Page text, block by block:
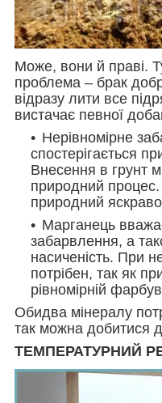
Може, вони й праві.
проблема – брак
відразу лити все
вистачає певної
Нерівномірне
спостерігається
Внесення в грунт
природний
природний
Марганець
забарвлення, а
насиченість. При
потрібен, так як
рівномірній
Обидва мінералу
так можна добитися
ТЕМПЕРАТУРНИЙ